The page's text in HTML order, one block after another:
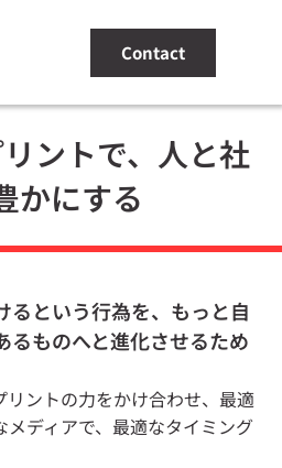
Contact
& PRODUCTS
THINGS
ントで、人と社
かにする
るという行為を、もっと自
るものへと進化させるため
ントの力をかけ合わせ、最適
ディアで、最適なタイミング